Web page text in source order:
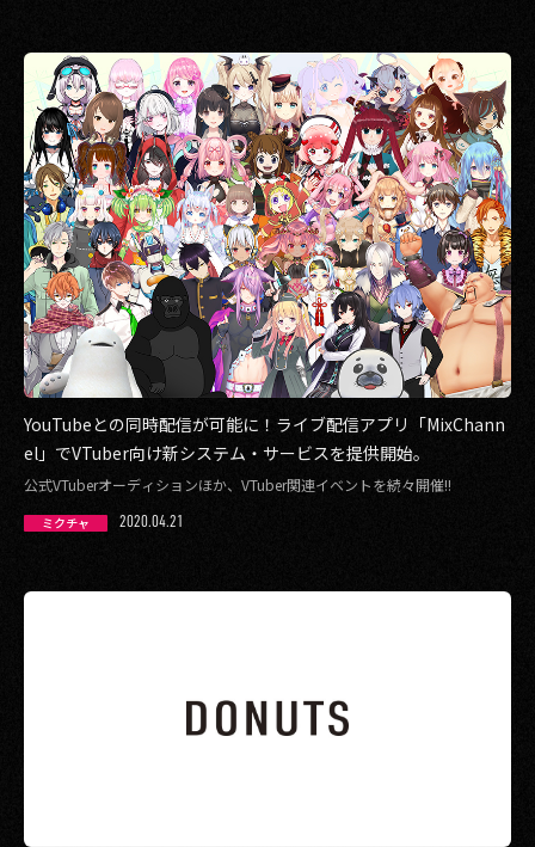
YouTubeとの同時配信が可能に！ライブ配信アプリ「MixChann
el」でVTuber向け新システム・サービスを提供開始。
公式VTuberオーディションほか、VTuber関連イベントを続々開催!!
ミクチャ 2020.04.21